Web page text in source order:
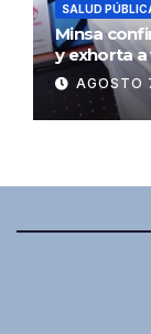
SALUD
Minsa
y exhorta a